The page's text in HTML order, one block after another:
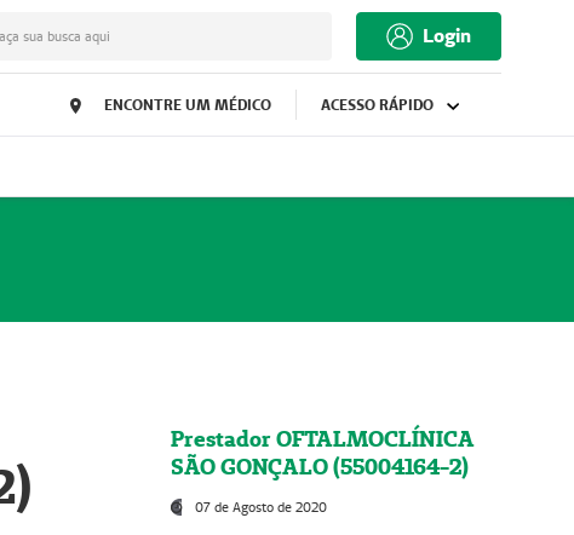
sua busca aqui Login
ENCONTRE UM MÉDICO ACESSO RÁPIDO
Prestador OFTALMOCLÍNICA
SÃO GONÇALO (55004164-2)
07 de Agosto de 2020